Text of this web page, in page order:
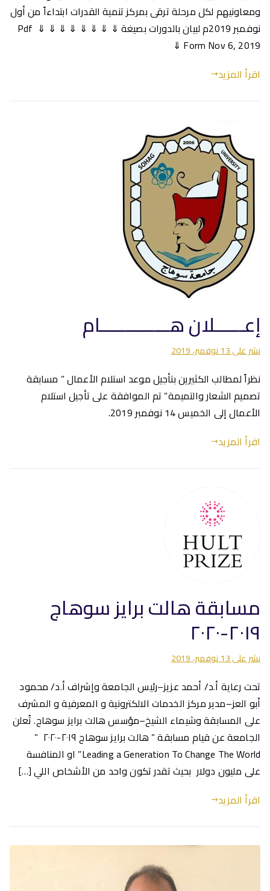
ومعاونيهم لكل مرحلة ترقى بمركز تنمية القدرات ابتداءاً من أول
نوفمبر 2019م لبيان بالدورات بصيغة Pdf ⇓ ⇓ ⇓ ⇓ ⇓ ⇓ ⇓ ⇓
⇓ Form Nov 6, 2019
اقرأ المزيد
إعــــــلان هــــــــــــــام
نشر على13 نوفمبر، 2019
نظراً لمطالب الكثيرين بتأجيل موعد استلام الأعمال ” مسابقة
تصميم الشعار والتميمة” تم الموافقة على تأجيل استلام
الأعمال إلى الخميس 14 نوفمبر 2019.
اقرأ المزيد
مسابقة هالت برايز سوهاج
٢٠١٩-٢٠٢٠
نشر على13 نوفمبر، 2019
تحت رعاية أ.د/ أحمد عزيز–رئيس الجامعة وإشراف أ.د/ محمود
أبو العز–مدير مركز الخدمات الالكترونية و المعرفية و المشرف
على المسابقة وشيماء الشيخ–مؤسس هالت برايز سوهاج. تُعلن
الجامعة عن قيام مسابقة ” هالت برايز سوهاج ٢٠١٩-٢٠٢٠ ”
Leading a Generation To Change The World” او المنافسة
على مليون دولار بحيث تقدر تكون واحد من الأشخاص اللي […]
اقرأ المزيد